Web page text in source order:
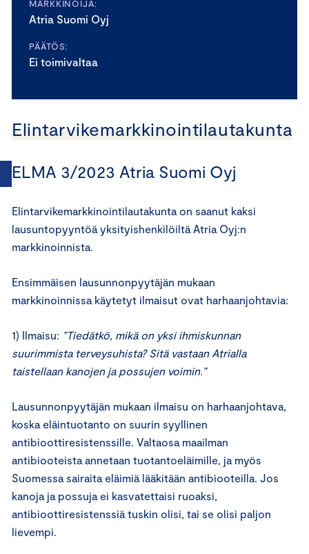
MARKKINOIJA:
Atria Suomi Oyj
PÄÄTÖS:
Ei toimivaltaa
Elintarvike­markkinointilautakunta
ELMA 3/2023 Atria Suomi Oyj
Elintarvikemarkkinointilautakunta on saanut kaksi
lausuntopyyntöä yksityishenkilöiltä Atria Oyj:n
markkinoinnista.
Ensimmäisen lausunnonpyytäjän mukaan
markkinoinnissa käytetyt ilmaisut ovat harhaanjohtavia:
1) Ilmaisu: ”Tiedätkö, mikä on yksi ihmiskunnan
suurimmista terveysuhista? Sitä vastaan Atrialla
taistellaan kanojen ja possujen voimin.”
Lausunnonpyytäjän mukaan ilmaisu on harhaanjohtava,
koska eläintuotanto on suurin syyllinen
antibioottiresistenssille. Valtaosa maailman
antibiooteista annetaan tuotantoeläimille, ja myös
Suomessa sairaita eläimiä lääkitään antibiooteilla. Jos
kanoja ja possuja ei kasvatettaisi ruoaksi,
antibioottiresistenssiä tuskin olisi, tai se olisi paljon
lievempi.